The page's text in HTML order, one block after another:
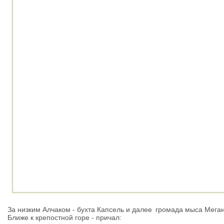
За низким Алчаком - бухта Капсель и далее громада мыса
Ближе к крепостной горе - причал: